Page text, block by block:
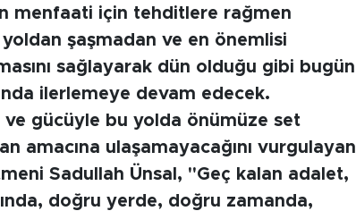
menfaati için tehditlere rağmen
şaşmadan ve en önemlisi
sağlayarak dün olduğu gibi bugün
ilerlemeye devam edecek.
gücüyle bu yolda önümüze set
amacına ulaşamayacağını vurgulayan
Sadullah Ünsal, "Geç kalan adalet,
doğru yerde, doğru zamanda,